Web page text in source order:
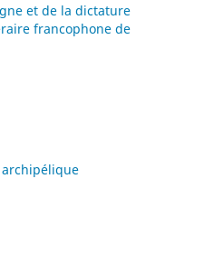
et de la dictature
francophone de
archipélique